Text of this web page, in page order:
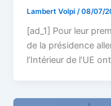
Lambert Volpi /08/07/
[ad_1] Pour leur
de la présidence
l’Intérieur de l’UE